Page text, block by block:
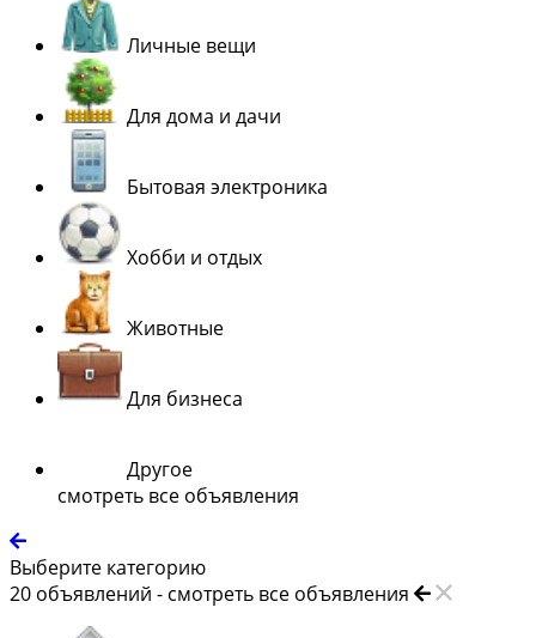
Личные вещи
Для дома и дачи
Бытовая электроника
Хобби и отдых
Животные
Для бизнеса
Другое
смотреть все объявления
Выберите категорию
20 объявлений - смотреть все объявления